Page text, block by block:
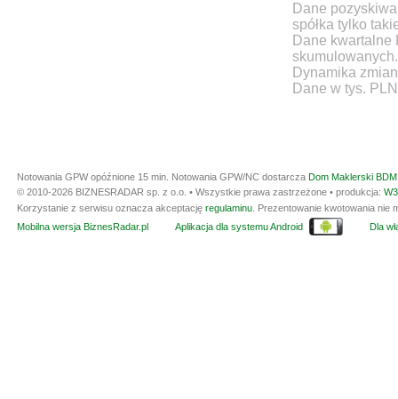
Dane
spółka tylko
Dane
skumulowanych.
Dynamika
Dane w tys. PLN
Notowania GPW opóźnione 15 min. Notowania GPW/NC dostarcza Dom Maklerski
© 2010-2026 BIZNESRADAR sp. z o.o. • Wszystkie prawa zastrzeżone • produkcja:
Korzystanie z serwisu oznacza akceptację regulaminu . Prezentowanie kwotowania
Mobilna wersja BiznesRadar.pl
Aplikacja dla systemu Android Dla